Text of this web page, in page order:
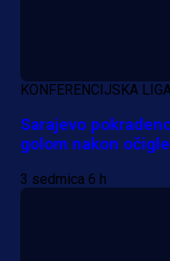
KONFERENCIJSKA
Sarajevo
golom nakon
3 sedmica 6 h